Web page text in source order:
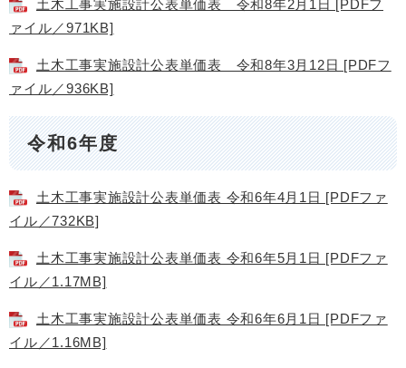
土木工事実施設計公表単価表 令和8年2月1日 [PDFフ
ァイル／971KB]
土木工事実施設計公表単価表 令和8年3月12日 [PDFフ
ァイル／936KB]
令和6年度
土木工事実施設計公表単価表 令和6年4月1日 [PDFファ
イル／732KB]
土木工事実施設計公表単価表 令和6年5月1日 [PDFファ
イル／1.17MB]
土木工事実施設計公表単価表 令和6年6月1日 [PDFファ
イル／1.16MB]